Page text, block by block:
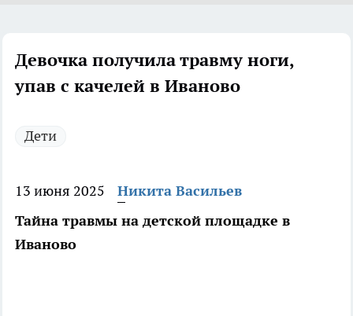
Девочка получила травму ноги,
упав с качелей в Иваново
Дети
13 июня 2025
Никита Васильев
Тайна травмы на детской площадке в
Иваново